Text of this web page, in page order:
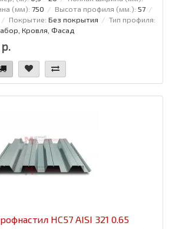
(мм): 750 Высота профиля (мм.): 57
Покрытие: Без покрытия
Тип профиля:
Кровля, Фасад
НС57 AISI 321 0.65